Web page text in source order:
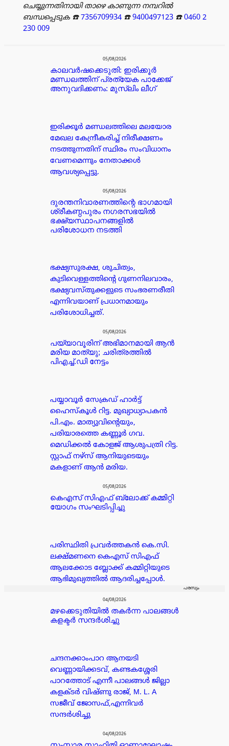
ചെയ്യുന്നതിനായി താഴെ കാണുന്ന നമ്പറിൽ
ബന്ധപ്പെടുക ☎️7356709934 ☎️9400497123 ☎️0460 2
230 009
05/08/2026
കാലവർഷക്കെടുതി: ഇരിക്കൂർ
മണ്ഡലത്തിന് പ്രത്യേക പാക്കേജ്
അനുവദിക്കണം: മുസ്ലിം ലീഗ്
ഇരിക്കൂർ മണ്ഡലത്തിലെ മലയോര
മേഖല കേന്ദ്രീകരിച്ച് നിരീക്ഷണം
നടത്തുന്നതിന് സ്ഥിരം സംവിധാനം
വേണമെന്നും നേതാക്കൾ
ആവശ്യപ്പെട്ടു.
05/08/2026
ദുരന്തനിവാരണത്തിന്റെ ഭാഗമായി
ശ്രീകണ്ഠപുരം നഗരസഭയിൽ
ഭക്ഷ്യസ്ഥാപനങ്ങളിൽ
പരിശോധന നടത്തി
ഭക്ഷ്യസുരക്ഷ, ശുചിത്വം,
കുടിവെള്ളത്തിന്റെ ഗുണനിലവാരം,
ഭക്ഷ്യവസ്തുക്കളുടെ സംഭരണരീതി
എന്നിവയാണ് പ്രധാനമായും
പരിശോധിച്ചത്.
05/08/2026
പയ്യാവൂരിന് അഭിമാനമായി ആൻ
മരിയ മാത്യു; ചരിത്രത്തിൽ
പിഎച്ച്.ഡി നേട്ടം
പയ്യാവൂർ സേക്രഡ് ഹാർട്ട്
ഹൈസ്കൂൾ റിട്ട. മുഖ്യാധ്യാപകൻ
പി.എം. മാത്യുവിന്റെയും,
പരിയാരത്തെ കണ്ണൂർ ഗവ.
മെഡിക്കൽ കോളജ് ആശുപത്രി റിട്ട.
സ്റ്റാഫ് നഴ്സ് ആനിയുടെയും
മകളാണ് ആൻ മരിയ.
05/08/2026
കെഎസ് സിഎഫ് ബ്ലോക്ക് കമ്മിറ്റി
യോഗം സംഘടിപ്പിച്ചു
പരിസ്ഥിതി പ്രവർത്തകൻ കെ.സി.
ലക്ഷ്മണനെ കെഎസ് സിഎഫ്
ആലക്കോട ബ്ലോക്ക് കമ്മിറ്റിയുടെ
ആഭിമുഖ്യത്തിൽ ആദരിച്ചപ്പോൾ.
പരസ്യം
04/08/2026
മഴക്കെടുതിയിൽ തകർന്ന പാലങ്ങൾ
കളക്ടർ സന്ദർശിച്ചു
ചന്ദനക്കാംപാറ ആനയടി
വെണ്ണായിക്കടവ്, കണ്ടകശ്ശേരി
പാറത്തോട് എന്നീ പാലങ്ങൾ ജില്ലാ
കളക്ടർ വിഷ്ണു രാജ്, M. L. A
സജീവ് ജോസഫ്,എന്നിവർ
സന്ദർശിച്ചു
04/08/2026